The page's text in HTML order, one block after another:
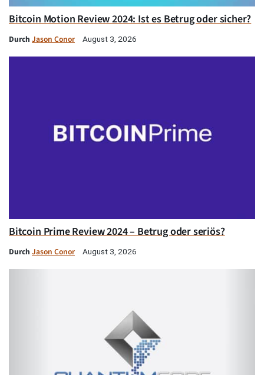
Bitcoin Motion Review 2024: Ist es Betrug oder sicher?
Durch Jason Conor August 3, 2026
Bitcoin Prime Review 2024 – Betrug oder seriös?
Durch Jason Conor August 3, 2026